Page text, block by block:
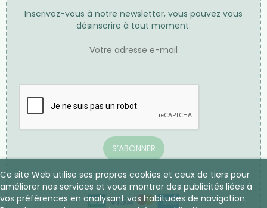
Ce site Web utilise ses propres cookies et ceux de tiers pour
améliorer nos services et vous montrer des publicités liées à
vos préférences en analysant vos habitudes de navigation.
Inscrivez-vous à notre newsletter, vous pouvez vous
désinscrire à tout moment.
S’ABONNER